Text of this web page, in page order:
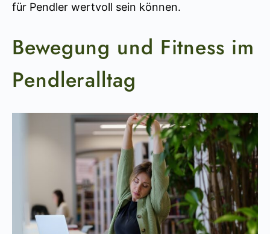
für Pendler wertvoll sein können.
Bewegung und Fitness im
Pendleralltag